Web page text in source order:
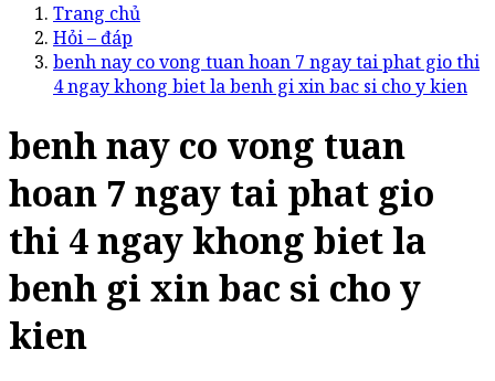
Trang chủ
Hỏi – đáp
benh nay co vong tuan hoan 7 ngay tai phat gio thi
4 ngay khong biet la benh gi xin bac si cho y kien
benh nay co vong tuan
hoan 7 ngay tai phat gio
thi 4 ngay khong biet la
benh gi xin bac si cho y
kien